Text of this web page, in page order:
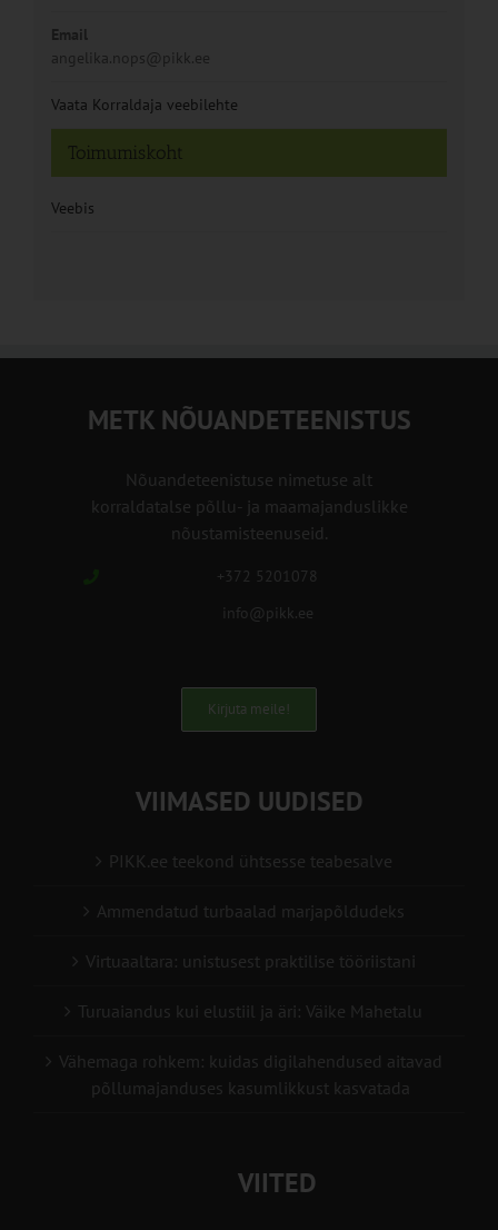
Toimumiskoht
Veebis
Email
angelika.nops@pikk.ee
Vaata Korraldaja veebilehte
METK NÕUANDETEENISTUS
Nõuandeteenistuse nimetuse alt
korraldatalse põllu- ja maamajanduslikke
nõustamisteenuseid.
+372 5201078
info@pikk.ee
Kirjuta meile!
VIIMASED UUDISED
PIKK.ee teekond ühtsesse teabesalve
Ammendatud turbaalad marjapõldudeks
Virtuaaltara: unistusest praktilise tööriistani
Turuaiandus kui elustiil ja äri: Väike Mahetalu
Vähemaga rohkem: kuidas digilahendused aitavad
põllumajanduses kasumlikkust kasvatada
VIITED